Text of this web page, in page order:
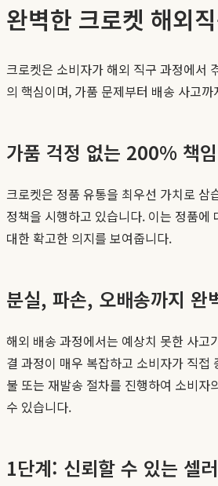
완벽한 크로켓 해외
크로켓은 소비자가 해외 직구 과정에서
의 핵심이며, 가품 문제부터 배송 사고
가품 걱정 없는 200% 책
크로켓은 정품 유통을 최우선 가치로
정책을 시행하고 있습니다. 이는 정품
대한 확고한 의지를 보여줍니다.
분실, 파손, 오배송까지 완
해외 배송 과정에서는 예상치 못한 사
결 과정이 매우 복잡하고 소비자가 직
불 또는 재발송 절차를 진행하여 소비
수 있습니다.
1단계: 신뢰할 수 있는 셀